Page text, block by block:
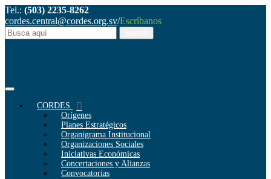
Tel.: (503) 2235-8262
cordes.central@cordes.org.sv/Escríbanos
CORDES
Orígenes
Planes Estratégicos
Organigrama Institucional
Organizaciones Sociales
Iniciativas Económicas
Concertaciones y Alianzas
Convocatorias